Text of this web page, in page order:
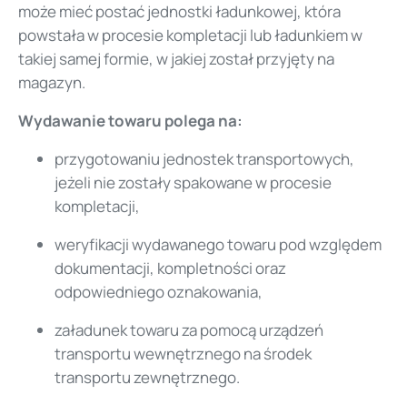
może mieć postać jednostki ładunkowej, która
powstała w procesie kompletacji lub ładunkiem w
takiej samej formie, w jakiej został przyjęty na
magazyn.
Wydawanie towaru polega na:
przygotowaniu jednostek transportowych,
jeżeli nie zostały spakowane w procesie
kompletacji,
weryfikacji wydawanego towaru pod względem
dokumentacji, kompletności oraz
odpowiedniego oznakowania,
załadunek towaru za pomocą urządzeń
transportu wewnętrznego na środek
transportu zewnętrznego.